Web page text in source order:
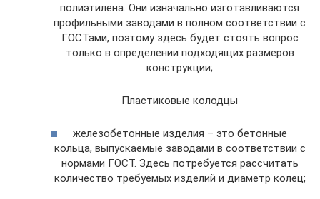
полиэтилена. Они изначально изготавливаются
профильными заводами в полном соответствии с
ГОСТами, поэтому здесь будет стоять вопрос
только в определении подходящих размеров
конструкции;
Пластиковые колодцы
железобетонные изделия – это бетонные
кольца, выпускаемые заводами в соответствии с
нормами ГОСТ. Здесь потребуется рассчитать
количество требуемых изделий и диаметр колец;